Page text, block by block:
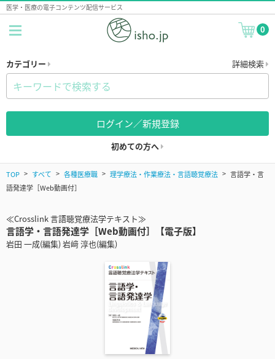
医学・医療の電子コンテンツ配信サービス
0
カテゴリー 詳細検索
ログイン／新規登録
初めての方へ
TOP すべて 各種医療職 理学療法・作業療法・言語聴覚療法
言語学・言
語発達学［Web動画付］
≪Crosslink 言語聴覚療法学テキスト≫
言語学・言語発達学［Web動画付］【電子版】
岩田 一成(編集) 岩﨑 淳也(編集)